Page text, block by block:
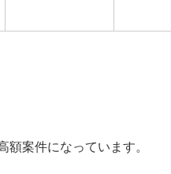
額案件になっています。